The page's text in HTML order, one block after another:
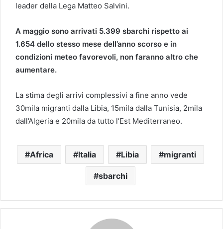
leader della Lega Matteo Salvini.
A maggio sono arrivati 5.399 sbarchi rispetto ai
1.654 dello stesso mese dell’anno scorso e in
condizioni meteo favorevoli, non faranno altro che
aumentare.
La stima degli arrivi complessivi a fine anno vede
30mila migranti dalla Libia, 15mila dalla Tunisia, 2mila
dall’Algeria e 20mila da tutto l’Est Mediterraneo.
Africa Italia Libia migranti
sbarchi